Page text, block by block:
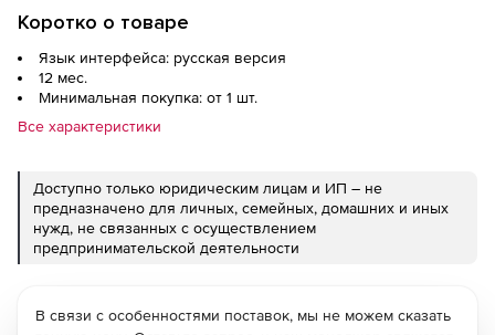
Коротко о товаре
Язык интерфейса: русская версия
12 мес.
Минимальная покупка: от 1 шт.
Все характеристики
Доступно только юридическим лицам и ИП – не
предназначено для личных, семейных, домашних и иных
нужд, не связанных с осуществлением
предпринимательской деятельности
В связи с особенностями поставок, мы не можем сказать